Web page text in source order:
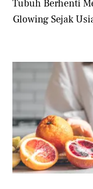
Tubuh Berhenti
Glowing Sejak